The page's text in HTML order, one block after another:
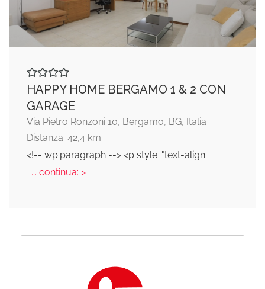
HAPPY HOME BERGAMO 1 & 2 CON
GARAGE
Via Pietro Ronzoni 10, Bergamo, BG, Italia
Distanza: 42,4 km
<!-- wp:paragraph --> <p style="text-align:
... continua: >